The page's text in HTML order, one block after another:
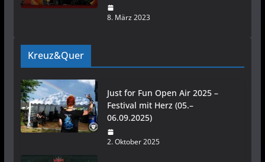
8. März 2023
Kreuz&Quer
Just for Fun Open Air 2025 –
Festival mit Herz (05.–
06.09.2025)
2. Oktober 2025